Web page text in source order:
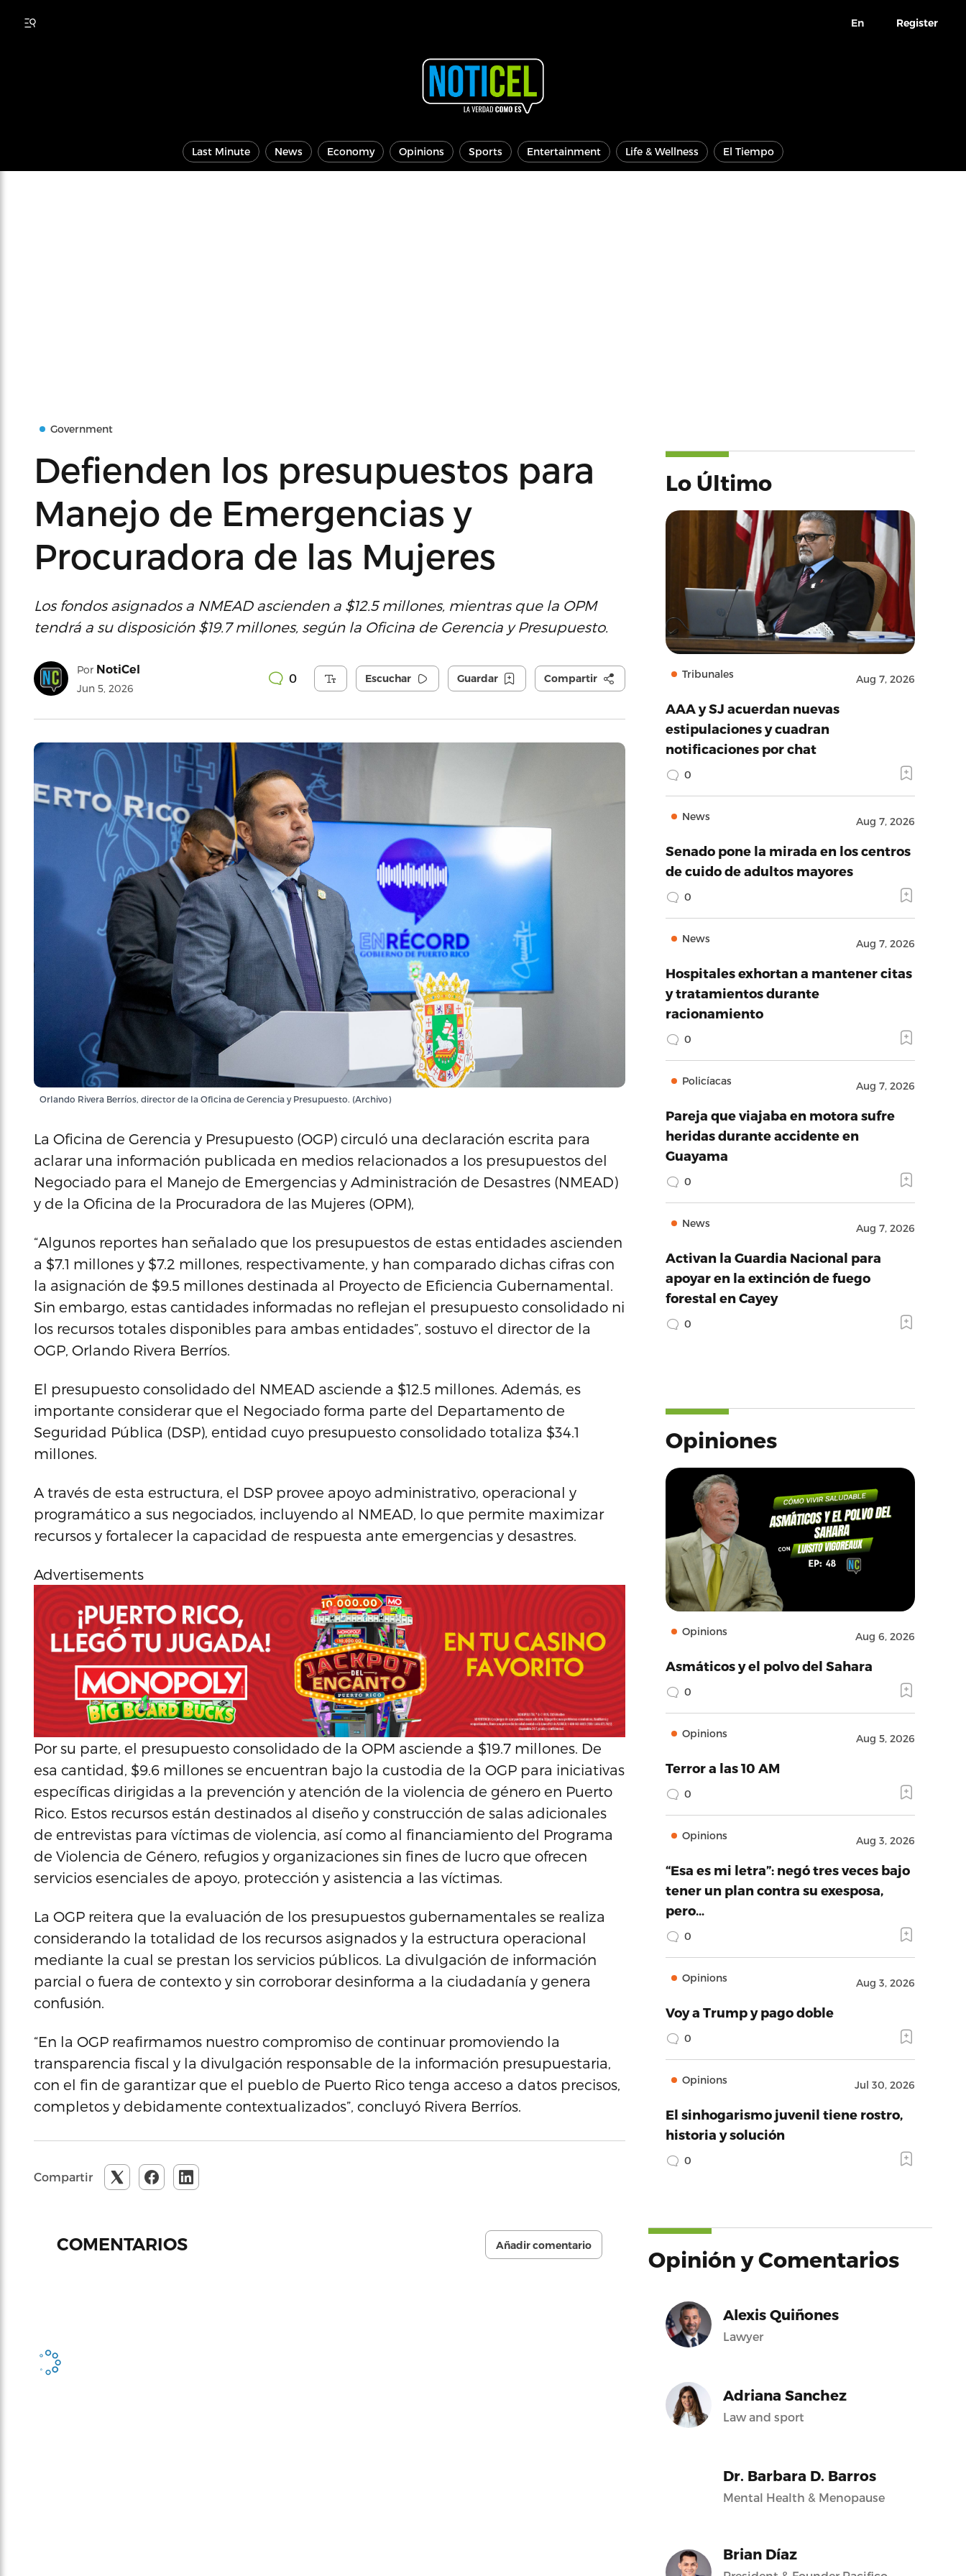
En Register
Last Minute News Economy Opinions Sports Entertainment Life & Wellness El Tiempo
Government
Defienden los presupuestos para
Manejo de Emergencias y
Procuradora de las Mujeres
Los fondos asignados a NMEAD ascienden a $12.5 millones, mientras que la OPM
tendrá a su disposición $19.7 millones, según la Oficina de Gerencia y Presupuesto.
Por NotiCel
Jun 5, 2026
0 Escuchar Guardar Compartir
Orlando Rivera Berríos, director de la Oficina de Gerencia y Presupuesto. (Archivo)
La Oficina de Gerencia y Presupuesto (OGP) circuló una declaración escrita para
aclarar una información publicada en medios relacionados a los presupuestos del
Negociado para el Manejo de Emergencias y Administración de Desastres (NMEAD)
y de la Oficina de la Procuradora de las Mujeres (OPM),
“Algunos reportes han señalado que los presupuestos de estas entidades ascienden
a $7.1 millones y $7.2 millones, respectivamente, y han comparado dichas cifras con
la asignación de $9.5 millones destinada al Proyecto de Eficiencia Gubernamental.
Sin embargo, estas cantidades informadas no reflejan el presupuesto consolidado ni
los recursos totales disponibles para ambas entidades”, sostuvo el director de la
OGP, Orlando Rivera Berríos.
El presupuesto consolidado del NMEAD asciende a $12.5 millones. Además, es
importante considerar que el Negociado forma parte del Departamento de
Seguridad Pública (DSP), entidad cuyo presupuesto consolidado totaliza $34.1
millones.
A través de esta estructura, el DSP provee apoyo administrativo, operacional y
programático a sus negociados, incluyendo al NMEAD, lo que permite maximizar
recursos y fortalecer la capacidad de respuesta ante emergencias y desastres.
Advertisements
Por su parte, el presupuesto consolidado de la OPM asciende a $19.7 millones. De
esa cantidad, $9.6 millones se encuentran bajo la custodia de la OGP para iniciativas
específicas dirigidas a la prevención y atención de la violencia de género en Puerto
Rico. Estos recursos están destinados al diseño y construcción de salas adicionales
de entrevistas para víctimas de violencia, así como al financiamiento del Programa
de Violencia de Género, refugios y organizaciones sin fines de lucro que ofrecen
servicios esenciales de apoyo, protección y asistencia a las víctimas.
La OGP reitera que la evaluación de los presupuestos gubernamentales se realiza
considerando la totalidad de los recursos asignados y la estructura operacional
mediante la cual se prestan los servicios públicos. La divulgación de información
parcial o fuera de contexto y sin corroborar desinforma a la ciudadanía y genera
confusión.
“En la OGP reafirmamos nuestro compromiso de continuar promoviendo la
transparencia fiscal y la divulgación responsable de la información presupuestaria,
con el fin de garantizar que el pueblo de Puerto Rico tenga acceso a datos precisos,
completos y debidamente contextualizados”, concluyó Rivera Berríos.
Compartir
COMENTARIOS Añadir comentario
Lo Último
Tribunales Aug 7, 2026
AAA y SJ acuerdan nuevas
estipulaciones y cuadran
notificaciones por chat
0
News Aug 7, 2026
Senado pone la mirada en los centros
de cuido de adultos mayores
0
News Aug 7, 2026
Hospitales exhortan a mantener citas
y tratamientos durante
racionamiento
0
Policíacas Aug 7, 2026
Pareja que viajaba en motora sufre
heridas durante accidente en
Guayama
0
News Aug 7, 2026
Activan la Guardia Nacional para
apoyar en la extinción de fuego
forestal en Cayey
0
Opiniones
Opinions Aug 6, 2026
Asmáticos y el polvo del Sahara
0
Opinions Aug 5, 2026
Terror a las 10 AM
0
Opinions Aug 3, 2026
“Esa es mi letra”: negó tres veces bajo
tener un plan contra su exesposa,
pero…
0
Opinions Aug 3, 2026
Voy a Trump y pago doble
0
Opinions Jul 30, 2026
El sinhogarismo juvenil tiene rostro,
historia y solución
0
Opinión y Comentarios
Alexis Quiñones
Lawyer
Adriana Sanchez
Law and sport
Dr. Barbara D. Barros
Mental Health & Menopause
Brian Díaz